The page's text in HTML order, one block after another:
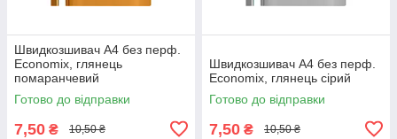
Швидкозшивач А4 без перф.
Economix, глянець
помаранчевий
Готово до відправки
7,50 ₴ 10,50 ₴
Швидкозшивач А4 без перф.
Economix, глянець сірий
Готово до відправки
7,50 ₴ 10,50 ₴